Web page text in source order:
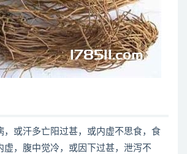
，或汗多亡阳过甚，或内虚不思食，食
虚，腹中觉冷，或因下过甚，泄泻不